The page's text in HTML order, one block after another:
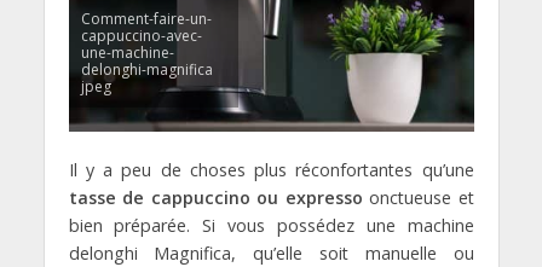
Comment-faire-un-
cappuccino-avec-
une-machine-
delonghi-magnifica
jpeg
Il y a peu de choses plus réconfortantes qu’une
tasse de cappuccino ou expresso onctueuse et
bien préparée. Si vous possédez une machine
delonghi Magnifica, qu’elle soit manuelle ou